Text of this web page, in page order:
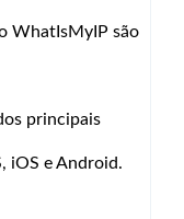
WhatIsMyIP são
principais
iOS e Android.